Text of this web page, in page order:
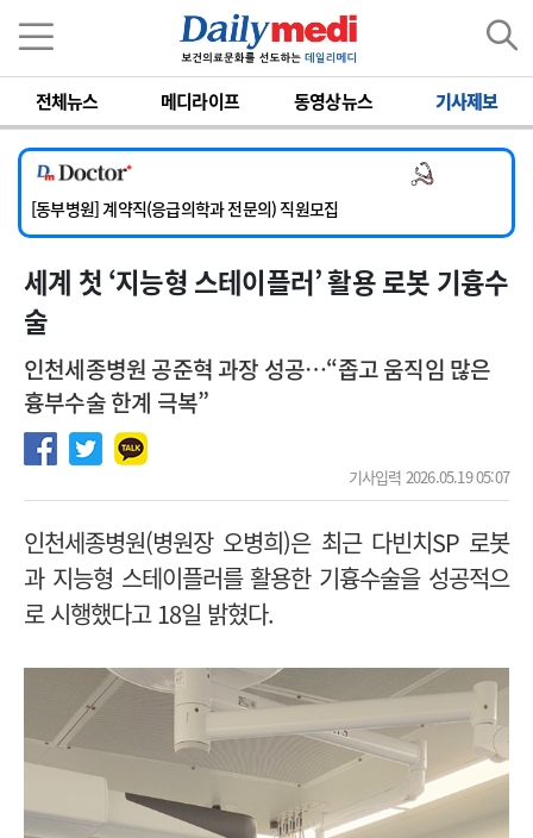
전체뉴스 메디라이프 동영상뉴스 기사제보
[서울아산병원] 2026년 하반기 인턴 모집
[영남대학교의료원] 마취통증의학과 임기제 임상의사 채용
[충남대학교병원] 소아청소년과(소아응급전담) 계약직 의사 공개채용
[동부병원] 계약직(응급의학과 전문의) 직원모집
[이대목동병원] 하반기 전공의(레지던트1년차) 모집
[서울아산병원] 2026년 하반기 인턴 모집
[영남대학교의료원] 마취통증의학과 임기제 임상의사 채용
세계 첫 ‘지능형 스테이플러’ 활용 로봇 기흉수
술
인천세종병원 공준혁 과장 성공…“좁고 움직임 많은
흉부수술 한계 극복”
기사입력 2026.05.19 05:07
인천세종병원(병원장 오병희)은 최근 다빈치SP 로봇
과 지능형 스테이플러를 활용한 기흉수술을 성공적으
로 시행했다고 18일 밝혔다.